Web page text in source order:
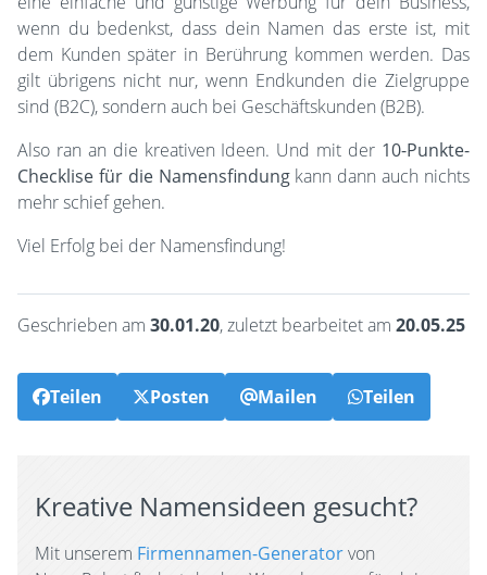
wenn du bedenkst, dass dein Namen das erste ist, mit
dem Kunden später in Berührung kommen werden. Das
gilt übrigens nicht nur, wenn Endkunden die Zielgruppe
sind (B2C), sondern auch bei Geschäftskunden (B2B).
Also ran an die kreativen Ideen. Und mit der 10-Punkte-
Checklise für die Namensfindungkann dann auch nichts
mehr schief gehen.
Viel Erfolg bei der Namensfindung!
Geschrieben am 30.01.20, zuletzt bearbeitet am 20.05.25
Teilen Posten Mailen Teilen
Kreative Namensideen gesucht?
Mit unserem Firmennamen-Generatorvon